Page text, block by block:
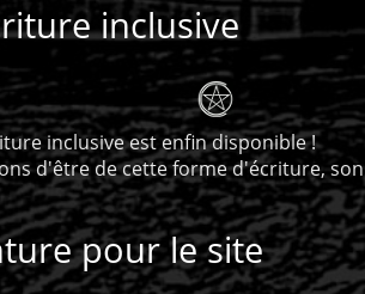
inclusive
inclusive est enfin disponible !
d'être de cette forme d'écriture,
pour le site